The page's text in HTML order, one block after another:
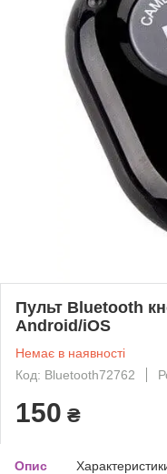
Пульт Bluetooth
Android/iOS
Немає в наявності
Код: Bluetooth72762
150 ₴
Опис